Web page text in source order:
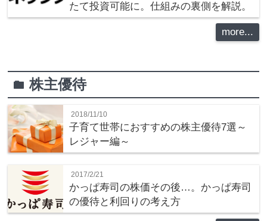
たて投資可能に。仕組みの裏側を解説。
more...
folder株主優待
2018/11/10
子育て世帯におすすめの株主優待7選～
レジャー編～
2017/2/21
かっぱ寿司の株価その後…。かっぱ寿司
の優待と利回りの考え方